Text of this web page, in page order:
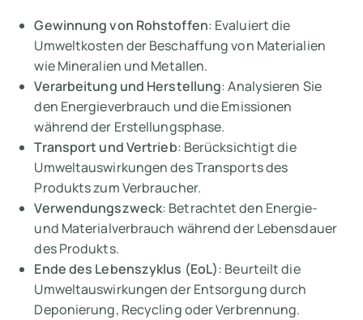
Gewinnung von Rohstoffen: Evaluiert die
Umweltkosten der Beschaffung von Materialien
wie Mineralien und Metallen.
Verarbeitung und Herstellung: Analysieren Sie
den Energieverbrauch und die Emissionen
während der Erstellungsphase.
Transport und Vertrieb: Berücksichtigt die
Umweltauswirkungen des Transports des
Produkts zum Verbraucher.
Verwendungszweck: Betrachtet den Energie-
und Materialverbrauch während der Lebensdauer
des Produkts.
Ende des Lebenszyklus (EoL): Beurteilt die
Umweltauswirkungen der Entsorgung durch
Deponierung, Recycling oder Verbrennung.